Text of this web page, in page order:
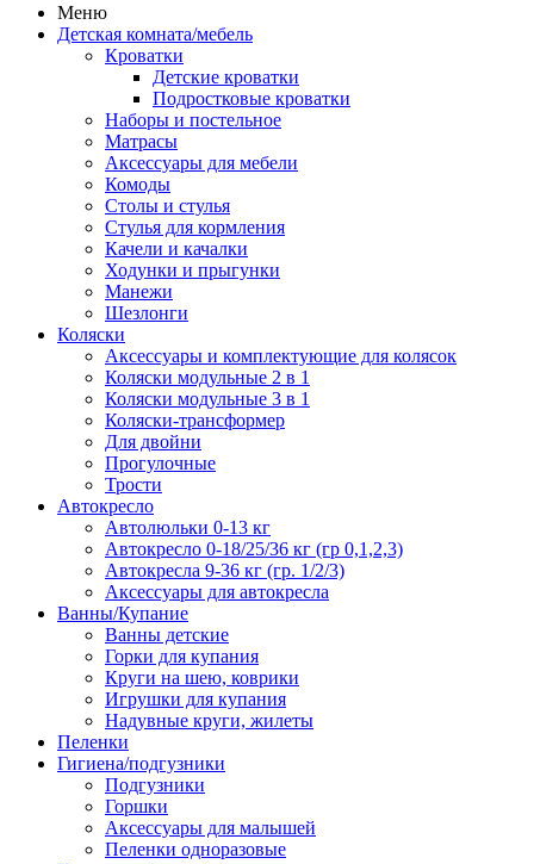
Меню
Детская комната/мебель
Кроватки
Детские кроватки
Подростковые кроватки
Наборы и постельное
Матрасы
Аксессуары для мебели
Комоды
Столы и стулья
Стулья для кормления
Качели и качалки
Ходунки и прыгунки
Манежи
Шезлонги
Коляски
Аксессуары и комплектующие для колясок
Коляски модульные 2 в 1
Коляски модульные 3 в 1
Коляски-трансформер
Для двойни
Прогулочные
Трости
Автокресло
Автолюльки 0-13 кг
Автокресло 0-18/25/36 кг (гр 0,1,2,3)
Автокресла 9-36 кг (гр. 1/2/3)
Аксессуары для автокресла
Ванны/Купание
Ванны детские
Горки для купания
Круги на шею, коврики
Игрушки для купания
Надувные круги, жилеты
Пеленки
Гигиена/подгузники
Подгузники
Горшки
Аксессуары для малышей
Пеленки одноразовые